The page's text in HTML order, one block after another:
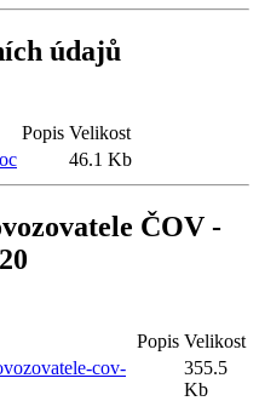
údajů
Popis Velikost
46.1 Kb
ČOV -
Popis Velikost
cov-
355.5
Kb